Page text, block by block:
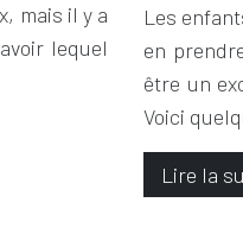
mais il y a
lequel
Les
en
être un
Voici
Lire la